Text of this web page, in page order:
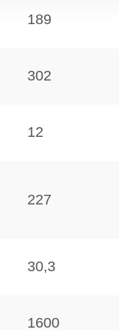
189
302
12
227
30,3
1600